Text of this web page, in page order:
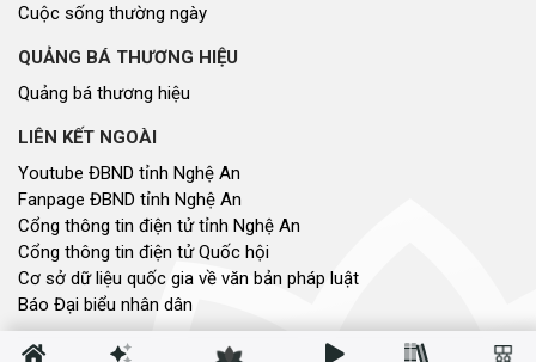
Cuộc sống thường ngày
QUẢNG BÁ THƯƠNG HIỆU
Quảng bá thương hiệu
LIÊN KẾT NGOÀI
Youtube ĐBND tỉnh Nghệ An
Fanpage ĐBND tỉnh Nghệ An
Cổng thông tin điện tử tỉnh Nghệ An
Cổng thông tin điện tử Quốc hội
Cơ sở dữ liệu quốc gia về văn bản pháp luật
Báo Đại biểu nhân dân